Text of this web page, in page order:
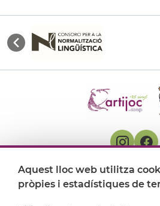
On ens trobem
Aquest lloc web utilitza
pròpies i estadístiques de